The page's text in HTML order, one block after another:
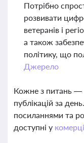
Потрібно
розвивати
ветеранів і
а також
політику, що
Джерело
Кожне з питань —
публікацій за
посиланнями та
доступні у